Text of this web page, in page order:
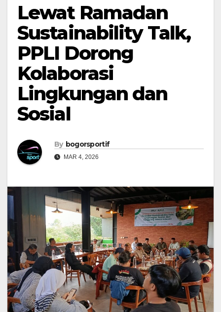
Lewat Ramadan
Sustainability Talk,
PPLI Dorong
Kolaborasi
Lingkungan dan
Sosial
By bogorsportif
MAR 4, 2026